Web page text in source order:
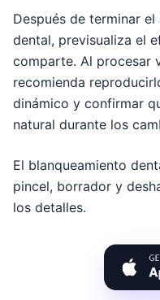
Después de terminar
dental, previsualiza el
comparte. Al procesar
recomienda
dinámico y confirmar
natural durante los
El blanqueamiento
pincel, borrador y
los detalles.